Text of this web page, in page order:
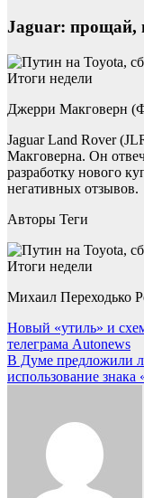
Jaguar: прощай,
Джерри Макговерн
Jaguar Land Rover
Макговерна. Он
разработку нового
негативных отзывов.
Авторы Теги
Михаил Переходько
Навигация
по
записям
Новый «утиль» и
телеграма Autonews
В Думе предложили
использование знака